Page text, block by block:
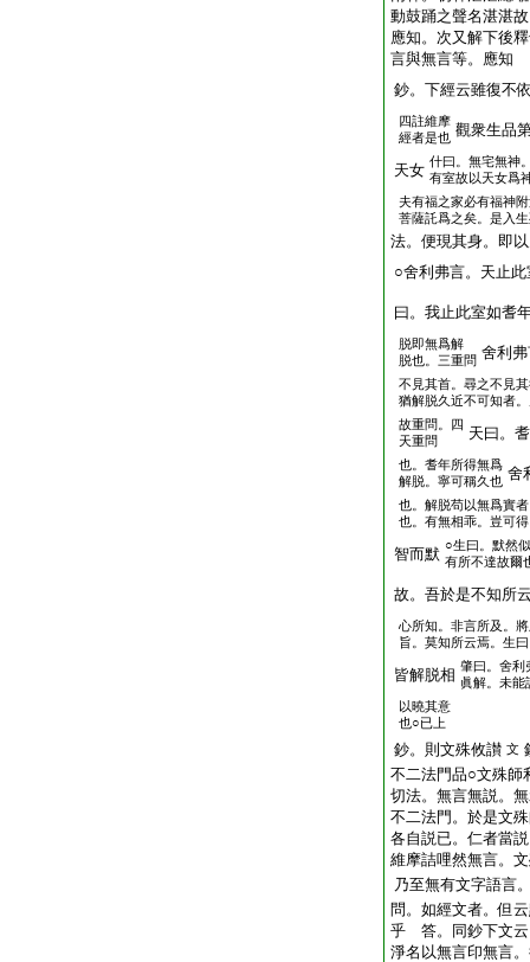
動鼓踊之聲名湛湛
應知。次又解下後
言與無言等。應知
鈔。下經云雖復不
四註維摩
經者是也 觀衆生品
天女 什曰。無宅無神
有室故以天女爲
夫有福之家必有福神
菩薩託爲之矣。是入
法。便現其身。即
○舍利弗言。天止
曰。我止此室如耆
脱即無爲解
脱也。三重問 舍利
不見其首。尋之不見
猶解脱久近不可知者
故重問。四
天重問
天曰。
也。耆年所得無爲
解脱。寧可稱久也 舍
也。解脱苟以無爲實
也。有無相乖。豈可
智而默 ○生曰。默然似
有所不達故爾
故。吾於是不知所
心所知。非言所及。
旨。莫知所云焉。生
皆解脱相 肇曰。舍利
眞解。未能
以曉其意
也○已上
鈔。則文殊攸讃 文
不二法門品○文殊師
切法。無言無説。
不二法門。於是文
各自説已。仁者當
維摩詰哩然無言。
乃至無有文字語言
問。如經文者。但
乎 答。同鈔下文云
淨名以無言印無言